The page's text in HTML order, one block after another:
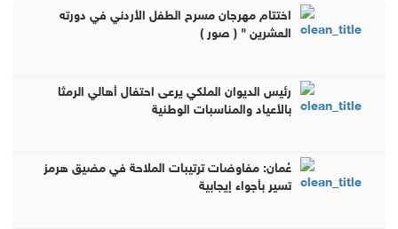
اختتام مهرجان مسرح الطفل الأردني في دورته
العشرين " ( صور )
رئيس الديوان الملكي يرعى احتفال أهالي الرمثا
بالأعياد والمناسبات الوطنية
عُمان: مفاوضات ترتيبات الملاحة في مضيق هرمز
تسير بأجواء إيجابية